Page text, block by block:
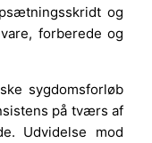
og
forberede og
sygdomsforløb
på tværs af
Udvidelse mod